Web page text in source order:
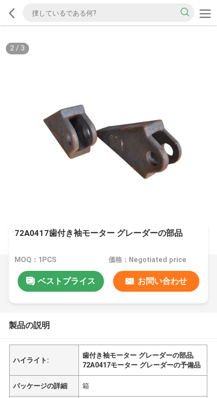
2/ 3
72A0417歯付き袖モーター グレーダーの部品
MOQ：1PCS 価格：Negotiated price
ベストプライス お問い合わせ
製品の説明
ハイライト:
歯付き袖モーター グレーダーの部品,
72A0417モーター グレーダーの予備品
パッケージの詳細 箱